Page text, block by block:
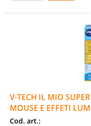
V-TECH IL MIO
MOUSE E EFFETI
Cod. art.: